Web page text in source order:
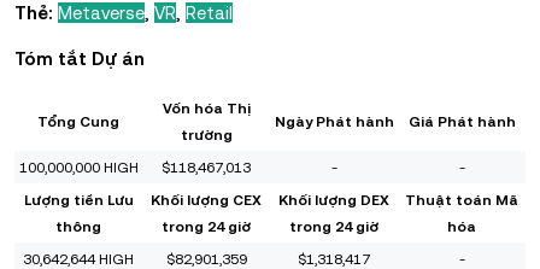
Thẻ: Metaverse VR Retail
Tóm tắt Dự án
Tổng Cung
Vốn hóa Thị
trường
Ngày Phát hành Giá Phát hành
100,000,000 HIGH $118,467,013 -
-
Lượng tiền Lưu
thông
Khối lượng CEX
trong 24 giờ
Khối lượng DEX
trong 24 giờ
Thuật toán Mã
hóa
30,642,644 HIGH
$82,901,359 $1,318,417 -